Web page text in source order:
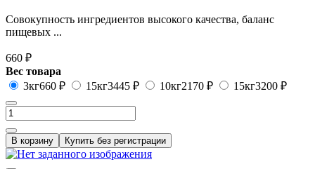
Совокупность ингредиентов высокого качества, баланс
пищевых ...
660 ₽
Вес товара
3кг660 ₽ 15кг3445 ₽ 10кг2170 ₽ 15кг3200 ₽
В корзину Купить без регистрации